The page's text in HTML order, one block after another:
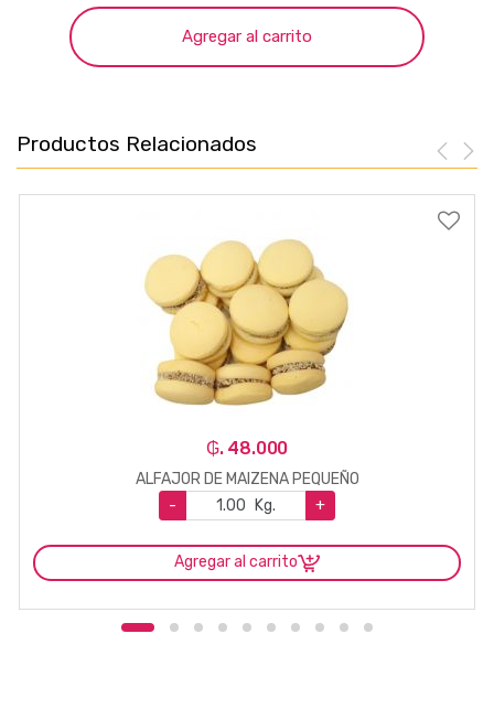
Agregar al carrito
Productos Relacionados
₲. 48.000
ALFAJOR DE MAIZENA PEQUEÑO
-
Kg. +
Agregar al carrito